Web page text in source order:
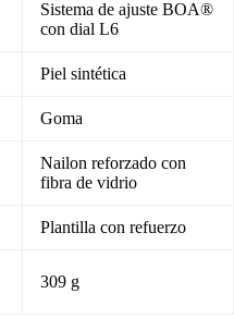
Sistema de ajuste BOA®
con dial L6
Piel sintética
Goma
Nailon reforzado con
fibra de vidrio
Plantilla con refuerzo
309 g